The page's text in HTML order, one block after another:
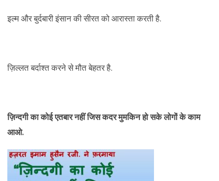
इल्म और बुर्दबारी इंसान की सीरत को आरास्ता करती है.
ज़िल्लत बर्दाश्त करने से मौत बेहतर है.
ज़िन्दगी का कोई एतबार नहीं जिस कदर मुमकिन हो सके लोगों के काम
आओ.